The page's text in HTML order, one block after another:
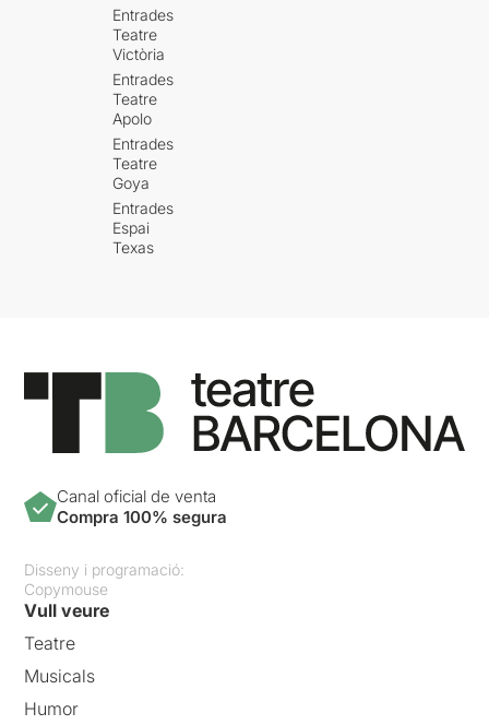
Entrades
Teatre
Victòria
Entrades
Teatre
Apolo
Entrades
Teatre
Goya
Entrades
Espai
Texas
Canal oficial de venta
Compra 100% segura
Disseny i programació:
Copymouse
Vull veure
Teatre
Musicals
Humor